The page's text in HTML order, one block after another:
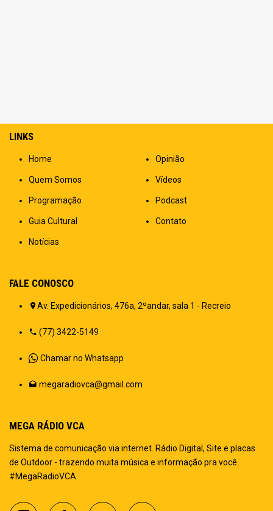
LINKS
Home
Quem Somos
Programação
Guia Cultural
Notícias
Opinião
Vídeos
Podcast
Contato
FALE CONOSCO
Av. Expedicionários, 476a, 2ºandar, sala 1 - Recreio
(77) 3422-5149
Chamar no Whatsapp
megaradiovca@gmail.com
MEGA RÁDIO VCA
Sistema de comunicação via internet. Rádio Digital, Site e placas
de Outdoor - trazendo muita música e informação pra você.
#MegaRadioVCA